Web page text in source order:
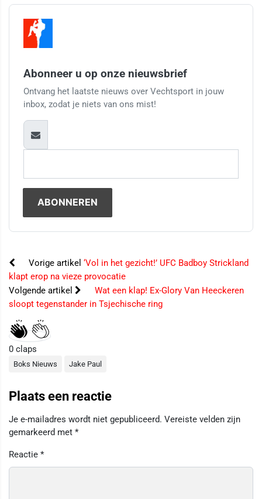
Abonneer u op onze nieuwsbrief
Ontvang het laatste nieuws over Vechtsport in jouw
inbox, zodat je niets van ons mist!
Vorige artikel ‘Vol in het gezicht!’ UFC Badboy Strickland
klapt erop na vieze provocatie
Volgende artikel
Wat een klap! Ex-Glory Van Heeckeren
sloopt tegenstander in Tsjechische ring
0 claps
Boks Nieuws Jake Paul
Plaats een reactie
Je e-mailadres wordt niet gepubliceerd. Vereiste velden zijn
gemarkeerd met *
Reactie *